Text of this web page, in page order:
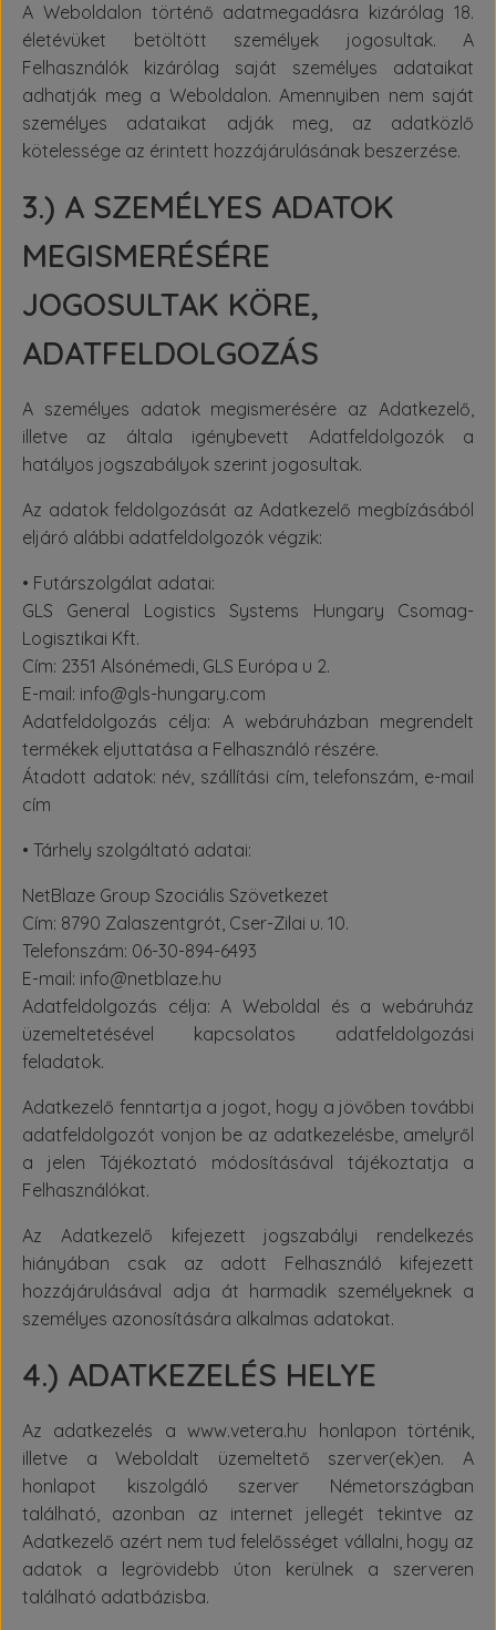
A Weboldalon történő adatmegadásra kizárólag 18.
életévüket betöltött személyek jogosultak. A
Felhasználók kizárólag saját személyes adataikat
adhatják meg a Weboldalon. Amennyiben nem saját
személyes adataikat adják meg, az adatközlő
kötelessége az érintett hozzájárulásának beszerzése.
3.) A SZEMÉLYES ADATOK
MEGISMERÉSÉRE
JOGOSULTAK KÖRE,
ADATFELDOLGOZÁS
A személyes adatok megismerésére az Adatkezelő,
illetve az általa igénybevett Adatfeldolgozók a
hatályos jogszabályok szerint jogosultak.
Az adatok feldolgozását az Adatkezelő megbízásából
eljáró alábbi adatfeldolgozók végzik:
• Futárszolgálat adatai:
GLS General Logistics Systems Hungary Csomag-
Logisztikai Kft.
Cím: 2351 Alsónémedi, GLS Európa u 2.
E-mail: info@gls-hungary.com
Adatfeldolgozás célja: A webáruházban megrendelt
termékek eljuttatása a Felhasználó részére.
Átadott adatok: név, szállítási cím, telefonszám, e-mail
cím
• Tárhely szolgáltató adatai:
NetBlaze Group Szociális Szövetkezet
Cím: 8790 Zalaszentgrót, Cser-Zilai u. 10.
Telefonszám: 06-30-894-6493
E-mail: info@netblaze.hu
Adatfeldolgozás célja: A Weboldal és a webáruház
üzemeltetésével kapcsolatos adatfeldolgozási
feladatok.
Adatkezelő fenntartja a jogot, hogy a jövőben további
adatfeldolgozót vonjon be az adatkezelésbe, amelyről
a jelen Tájékoztató módosításával tájékoztatja a
Felhasználókat.
Az Adatkezelő kifejezett jogszabályi rendelkezés
hiányában csak az adott Felhasználó kifejezett
hozzájárulásával adja át harmadik személyeknek a
személyes azonosítására alkalmas adatokat.
4.) ADATKEZELÉS HELYE
Az adatkezelés a www.vetera.hu honlapon történik,
illetve a Weboldalt üzemeltető szerver(ek)en. A
honlapot kiszolgáló szerver Németországban
található, azonban az internet jellegét tekintve az
Adatkezelő azért nem tud felelősséget vállalni, hogy az
adatok a legrövidebb úton kerülnek a szerveren
található adatbázisba.